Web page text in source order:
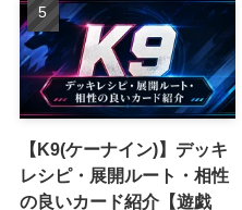
【K9(ケーナイン)】デッキ
レシピ・展開ルート・相性
の良いカード紹介【遊戯